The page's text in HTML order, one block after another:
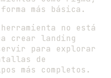
más básica.
no está
crear landing
para explorar
de
más completos.